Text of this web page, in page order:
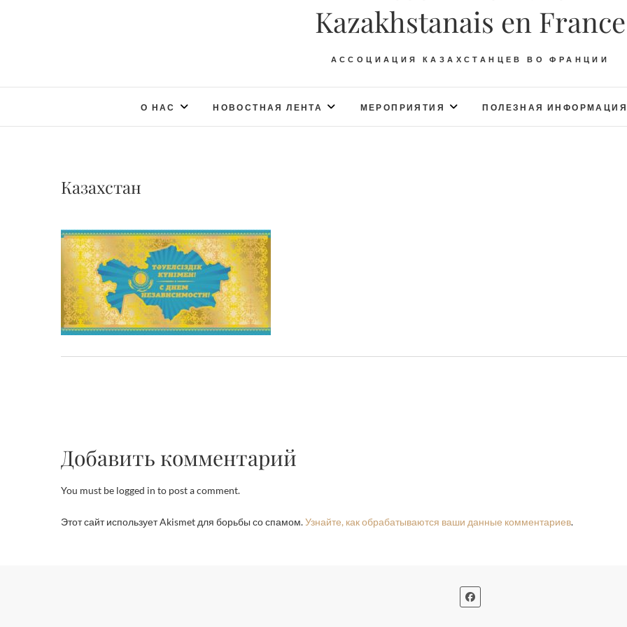
Kazakhstanais en France
АССОЦИАЦИЯ КАЗАХСТАНЦЕВ ВО ФРАНЦИИ
О НАС НОВОСТНАЯ ЛЕНТА МЕРОПРИЯТИЯ ПОЛЕЗНАЯ ИНФОРМАЦИЯ
Казахстан
Добавить комментарий
You must be logged in to post a comment.
Этот сайт использует Akismet для борьбы со спамом.Узнайте, как обрабатываются ваши данные комментариев.